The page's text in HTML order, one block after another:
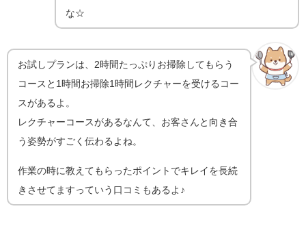
な☆
お試しプランは、 2 時間たっぷりお掃除してもらう
コースと 1 時間お掃除1 時間レクチャーを受けるコー
スがあるよ。
レクチャーコースがあるなんて、お客さんと向き合
う姿勢がすごく伝わるよね。
作業の時に教えてもらったポイントでキレイを長続
きさせてますっていう口コミもあるよ♪